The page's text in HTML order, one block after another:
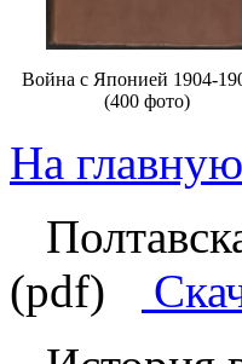
Война с Японией 1904-
(400 фото)
На
(pdf)